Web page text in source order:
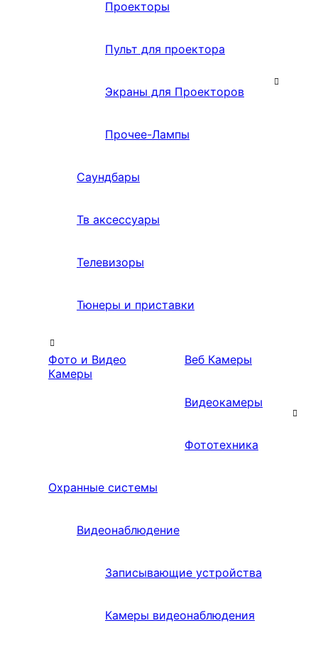
Проекторы
Пульт для проектора
Экраны для Проекторов
Прочее-Лампы
Саундбары
Тв аксессуары
Телевизоры
Тюнеры и приставки
Фото и Видео
Камеры
Веб Камеры
Видеокамеры
Фототехника
Охранные системы
Видеонаблюдение
Записывающие устройства
Камеры видеонаблюдения